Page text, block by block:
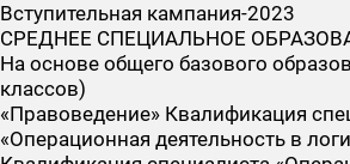
Вступительная кампания-2023
СРЕДНЕЕ СПЕЦИАЛЬНОЕ
На основе общего базового
классов)
«Правоведение» Квалификация
«Операционная деятельность в